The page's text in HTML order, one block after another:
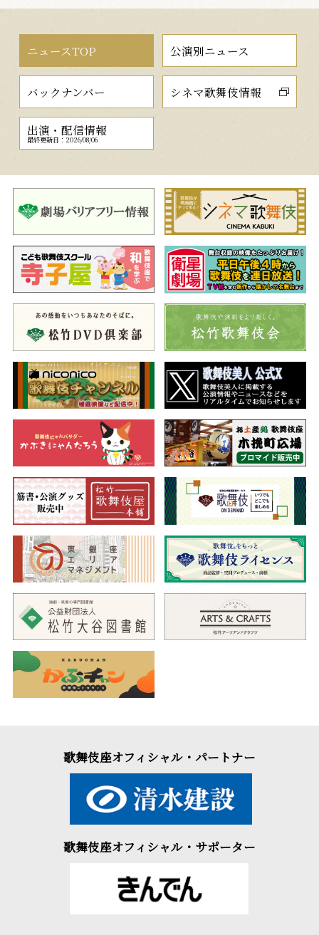
ニュースTOP 公演別ニュース
バックナンバー シネマ歌舞伎情報
出演・配信情報
最終更新日：2026/08/06
歌舞伎座オフィシャル・パートナー
歌舞伎座オフィシャル・サポーター